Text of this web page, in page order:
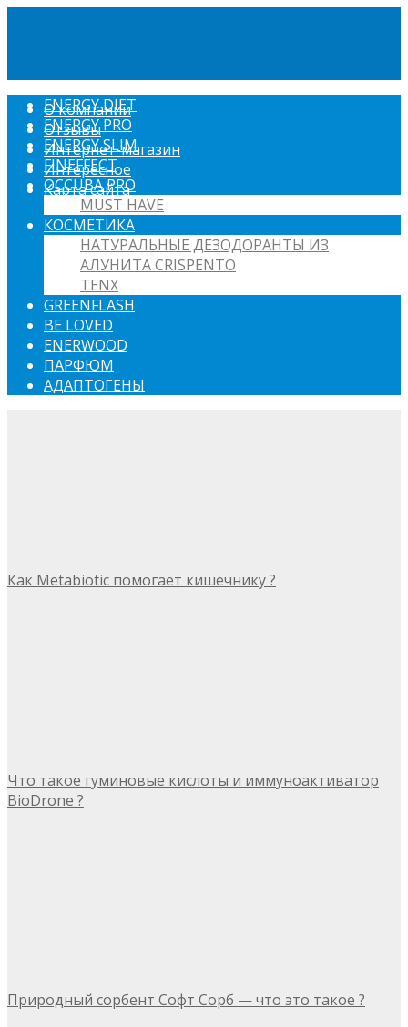
О компании
Отзывы
Интернет-магазин
Интересное
Карта сайта
ENERGY DIET
ENERGY PRO
ENERGY SLIM
FINEFFECT
OCCUBA PRO
MUST HAVE
КОСМЕТИКА
НАТУРАЛЬНЫЕ ДЕЗОДОРАНТЫ ИЗ
АЛУНИТА CRISPENTO
TENX
GREENFLASH
BE LOVED
ENERWOOD
ПАРФЮМ
АДАПТОГЕНЫ
Как Metabiotic помогает кишечнику ?
Что такое гуминовые кислоты и иммуноактиватор
BioDrone ?
Природный сорбент Софт Сорб — что это такое ?